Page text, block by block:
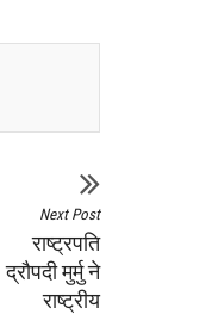
Next Post
राष्ट्रपति
द्रौपदी मुर्मु ने
राष्ट्रीय